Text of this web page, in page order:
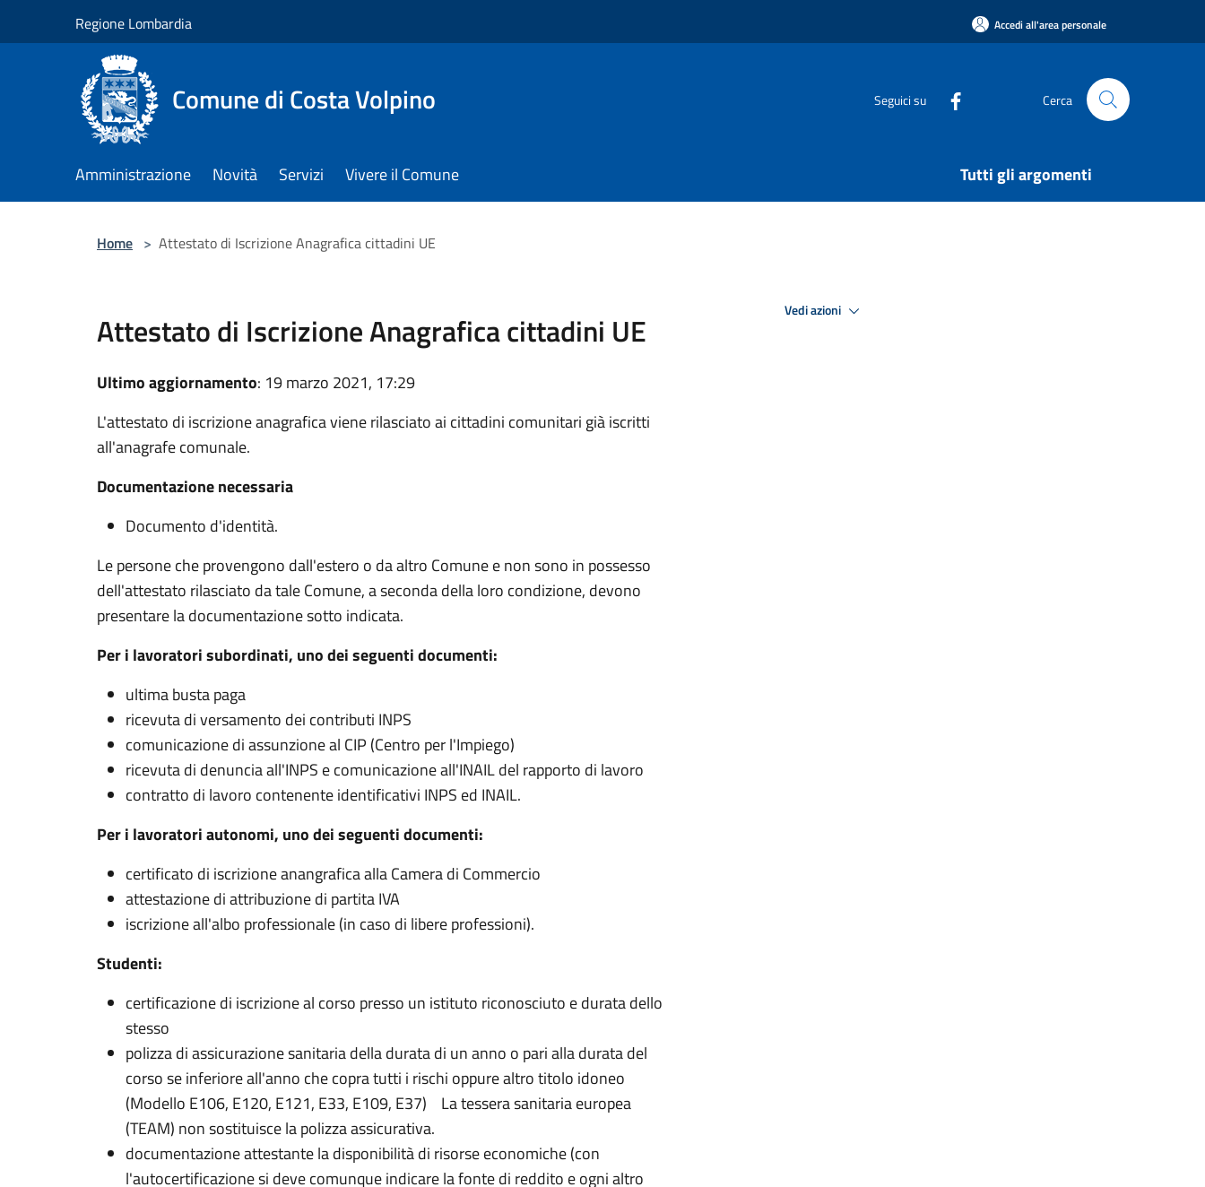
Regione Lombardia Accedi all'area personale
Comune di Costa Volpino Seguici su Cerca
Amministrazione Novità Servizi Vivere il Comune Tutti gli argomenti
Home > Attestato di Iscrizione Anagrafica cittadini UE
Attestato di Iscrizione Anagrafica cittadini UE
Ultimo aggiornamento: 19 marzo 2021, 17:29
L'attestato di iscrizione anagrafica viene rilasciato ai cittadini comunitari già iscritti
all'anagrafe comunale.
Documentazione necessaria
Documento d'identità.
Le persone che provengono dall'estero o da altro Comune e non sono in possesso
dell'attestato rilasciato da tale Comune, a seconda della loro condizione, devono
presentare la documentazione sotto indicata.
Per i lavoratori subordinati, uno dei seguenti documenti:
ultima busta paga
ricevuta di versamento dei contributi INPS
comunicazione di assunzione al CIP (Centro per l'Impiego)
ricevuta di denuncia all'INPS e comunicazione all'INAIL del rapporto di lavoro
contratto di lavoro contenente identificativi INPS ed INAIL.
Per i lavoratori autonomi, uno dei seguenti documenti:
certificato di iscrizione anangrafica alla Camera di Commercio
attestazione di attribuzione di partita IVA
iscrizione all'albo professionale (in caso di libere professioni).
Studenti:
certificazione di iscrizione al corso presso un istituto riconosciuto e durata dello
stesso
polizza di assicurazione sanitaria della durata di un anno o pari alla durata del
corso se inferiore all'anno che copra tutti i rischi oppure altro titolo idoneo
(Modello E106, E120, E121, E33, E109, E37) La tessera sanitaria europea
(TEAM) non sostituisce la polizza assicurativa.
documentazione attestante la disponibilità di risorse economiche (con
l'autocertificazione si deve comunque indicare la fonte di reddito e ogni altro
Vedi azioni